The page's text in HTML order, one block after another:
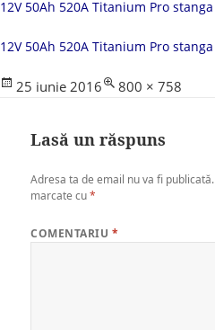
12V 50Ah 520A Titanium Pro stanga
12V 50Ah 520A Titanium Pro stanga
Posted
25 iunie 2016
Full
800 × 758
Lasă un răspuns
Adresa ta de email nu va fi publicată.
marcate cu*
COMENTARIU *